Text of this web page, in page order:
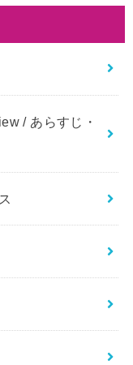
/ あらすじ・